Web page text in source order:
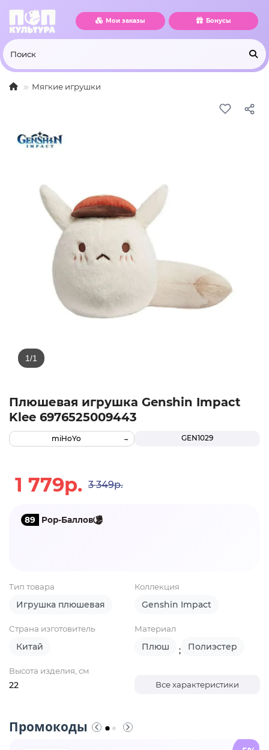
Мои заказы Бонусы
Мягкие игрушки
Плюшевая игрушка Genshin Impact
Klee 6976525009443
GEN1029
miHoYo
1 779р. 3 349р.
89 Pop-Баллов
Тип товара
Игрушка плюшевая
Коллекция
Genshin Impact
Страна изготовитель
Китай
Материал
Плюш ; Полиэстер
Высота изделия, см
22 Все характеристики
Промокоды